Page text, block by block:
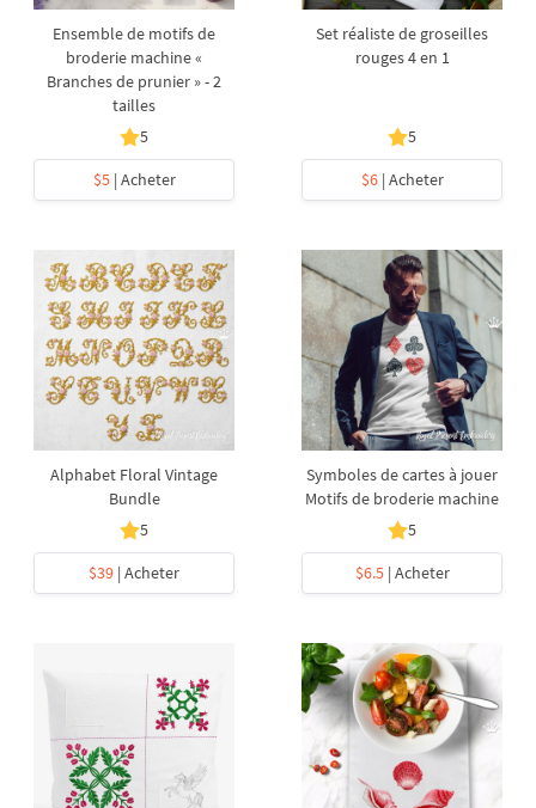
Ensemble de motifs de
broderie machine «
Branches de prunier » - 2
tailles
5
$5| Acheter
Set réaliste de groseilles
rouges 4 en 1
5
$6| Acheter
Alphabet Floral Vintage
Bundle
5
$39 | Acheter
Symboles de cartes à jouer
Motifs de broderie machine
5
$6.5| Acheter